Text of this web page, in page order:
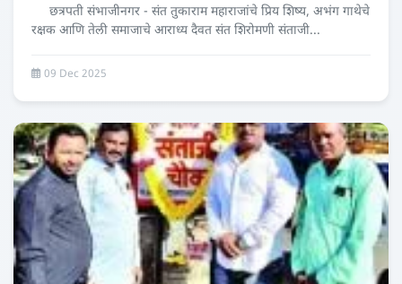
छत्रपती संभाजीनगर - संत तुकाराम महाराजांचे प्रिय शिष्य, अभंग गाथेचे
रक्षक आणि तेली समाजाचे आराध्य दैवत संत शिरोमणी संताजी...
09 Dec 2025